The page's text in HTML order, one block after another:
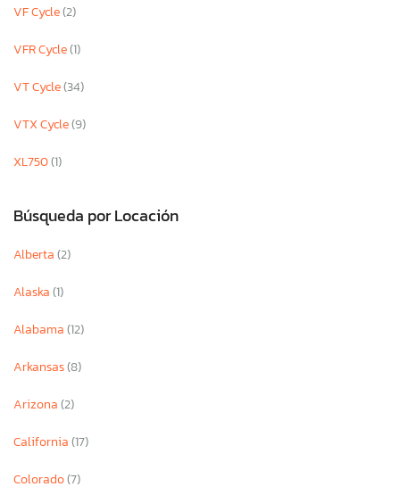
VF Cycle(2)
VFR Cycle(1)
VT Cycle(34)
VTX Cycle(9)
XL750(1)
Búsqueda por Locación
Alberta(2)
Alaska(1)
Alabama(12)
Arkansas(8)
Arizona(2)
California(17)
Colorado(7)